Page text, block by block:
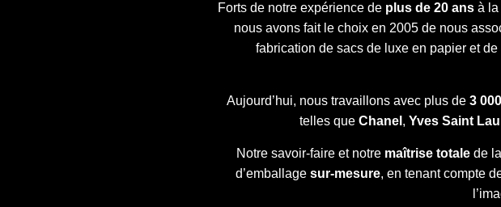
Forts de notre expérience de plus de 20 ansà la
nous avons fait le choix en 2005 de nous
fabrication de sacs de luxe en papieret de
Aujourd’hui, nous travaillons avec plus de3
telles que Chanel , Yves Saint
Notre savoir-faire et notre maîtrise totale de
d’emballage sur-mesure, en tenant compte